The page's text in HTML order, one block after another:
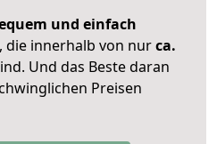
und einfach
, die innerhalb von nurca.
Und das Beste daran
Preisen